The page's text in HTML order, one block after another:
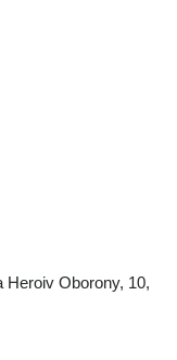
Heroiv Oborony, 10,